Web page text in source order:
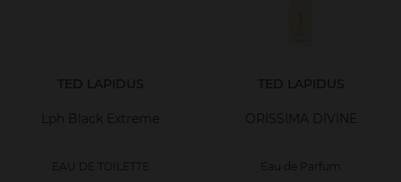
TED LAPIDUS
Lph Black Extreme
EAU DE TOILETTE
TED LAPIDUS
ORISSIMA DIVINE
Eau de Parfum